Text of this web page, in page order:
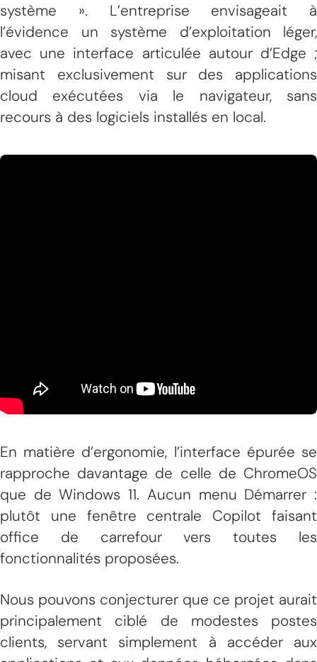
système ». L’entreprise envisageait à
l’évidence un système d’exploitation léger,
avec une interface articulée autour d’Edge ;
misant exclusivement sur des applications
cloud exécutées via le navigateur, sans
recours à des logiciels installés en local.
En matière d’ergonomie, l’interface épurée se
rapproche davantage de celle de ChromeOS
que de Windows 11. Aucun menu Démarrer :
plutôt une fenêtre centrale Copilot faisant
office de carrefour vers toutes les
fonctionnalités proposées.
Nous pouvons conjecturer que ce projet aurait
principalement ciblé de modestes postes
clients, servant simplement à accéder aux